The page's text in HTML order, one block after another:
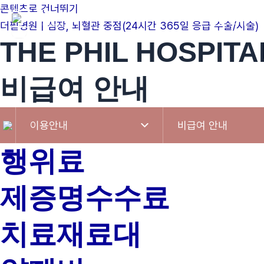
콘텐츠로 건너뛰기
더필병원 | 심장, 뇌혈관 중점(24시간 365일 응급 수술/시술)
병원소개
THE PHIL
비급여 안내
이용안내 비급여 안내
행위료
제증명수수료
치료재료대